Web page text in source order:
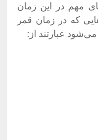
مهم در این زمان
که در زمان قمر
می‌شود عبارتند از: